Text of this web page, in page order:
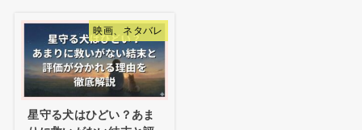
映画、ネタバレ
星守る犬はひどい？あま